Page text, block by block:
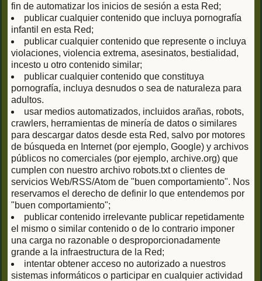
fin de automatizar los inicios de sesión a esta Red;
publicar cualquier contenido que incluya pornografía
infantil en esta Red;
publicar cualquier contenido que represente o incluya
violaciones, violencia extrema, asesinatos, bestialidad,
incesto u otro contenido similar;
publicar cualquier contenido que constituya
pornografía, incluya desnudos o sea de naturaleza para
adultos.
usar medios automatizados, incluidos arañas, robots,
crawlers, herramientas de minería de datos o similares
para descargar datos desde esta Red, salvo por motores
de búsqueda en Internet (por ejemplo, Google) y archivos
públicos no comerciales (por ejemplo, archive.org) que
cumplen con nuestro archivo robots.txt o clientes de
servicios Web/RSS/Atom de "buen comportamiento". Nos
reservamos el derecho de definir lo que entendemos por
"buen comportamiento";
publicar contenido irrelevante publicar repetidamente
el mismo o similar contenido o de lo contrario imponer
una carga no razonable o desproporcionadamente
grande a la infraestructura de la Red;
intentar obtener acceso no autorizado a nuestros
sistemas informáticos o participar en cualquier actividad